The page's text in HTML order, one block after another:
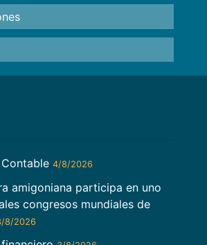
4/8/2026
amigoniana participa en uno
congresos mundiales de
8/2026